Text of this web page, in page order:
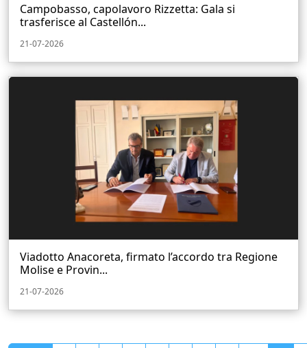
Campobasso, capolavoro Rizzetta: Gala si
trasferisce al Castellón...
21-07-2026
Viadotto Anacoreta, firmato l’accordo tra Regione
Molise e Provin...
21-07-2026